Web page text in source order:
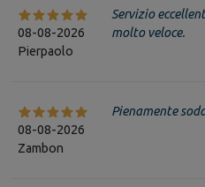
08-08-2026
Pierpaolo
Servizio
molto veloce.
08-08-2026
Zambon
Pienamente